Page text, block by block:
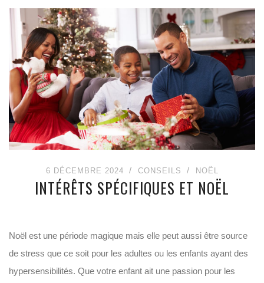
6 DÉCEMBRE 2024 CONSEILS NOËL
INTÉRÊTS SPÉCIFIQUES ET NOËL
Noël est une période magique mais elle peut aussi être source
de stress que ce soit pour les adultes ou les enfants ayant des
hypersensibilités. Que votre enfant ait une passion pour les